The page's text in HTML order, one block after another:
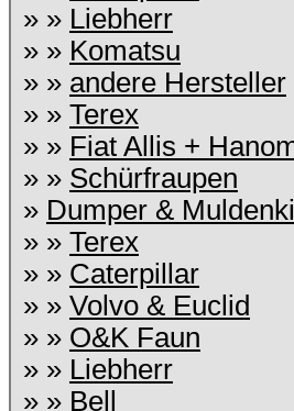
» » Liebherr
» » Komatsu
» » andere Hersteller
» » Terex
» » Fiat Allis +
» » Schürfraupen
» Dumper &
» » Terex
» » Caterpillar
» » Volvo & Euclid
» » O&K Faun
» » Liebherr
» » Bell